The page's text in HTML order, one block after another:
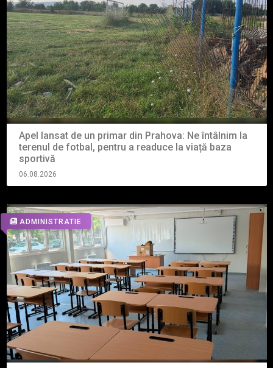
Apel lansat de un primar din Prahova: Ne întâlnim la
terenul de fotbal, pentru a readuce la viață baza
sportivă
06.08.2026
ADMINISTRATIE